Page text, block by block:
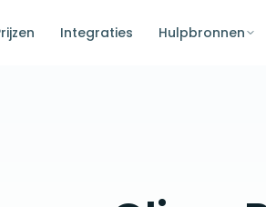
Integraties Hulpbronnen